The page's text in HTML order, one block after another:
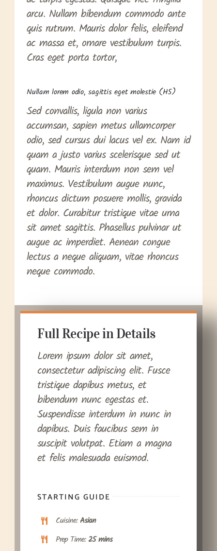
arcu. Nullam bibendum commodo ante
quis rutrum. Mauris dolor felis, eleifend
ac massa et, ornare vestibulum turpis.
Cras eget porta tortor,
Nullam lorem odio, sagittis eget molestie (H5)
Sed convallis, ligula non varius
accumsan, sapien metus ullamcorper
odio, sed cursus dui lacus vel ex. Nam id
quam a justo varius scelerisque sed ut
quam. Mauris interdum non sem vel
maximus. Vestibulum augue nunc,
rhoncus dictum posuere mollis, gravida
et dolor. Curabitur tristique vitae urna
sit amet sagittis. Phasellus pulvinar ut
augue ac imperdiet. Aenean congue
lectus a neque aliquam, vitae rhoncus
neque commodo.
Full Recipe in Details
Lorem ipsum dolor sit amet,
consectetur adipiscing elit. Fusce
tristique dapibus metus, et
bibendum nunc egestas et.
Suspendisse interdum in nunc in
dapibus. Duis faucibus sem in
suscipit volutpat. Etiam a magna
et felis malesuada euismod.
STARTING GUIDE
Cuisine:Asian
Prep Time:25 mins